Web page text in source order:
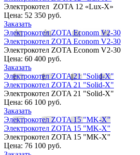
Электрокотел ZOTA 12 «Lux-X»
Цена: 52 350 руб.
Заказать
Электрокотел ZOTA Econom V2-30
Электрокотел ZOTA Econom V2-30
Электрокотел ZOTA Econom V2-30
Цена: 60 400 руб.
Заказать
Электрокотел ZOTA 21 "Solid-X"
Электрокотел ZOTA 21 "Solid-X"
Электрокотел ZOTA 21 "Solid-X"
Цена: 66 100 руб.
Заказать
Электрокотел ZOTA 15 "MK-X"
Электрокотел ZOTA 15 "MK-X"
Электрокотел ZOTA 15 "MK-X"
Цена: 76 100 руб.